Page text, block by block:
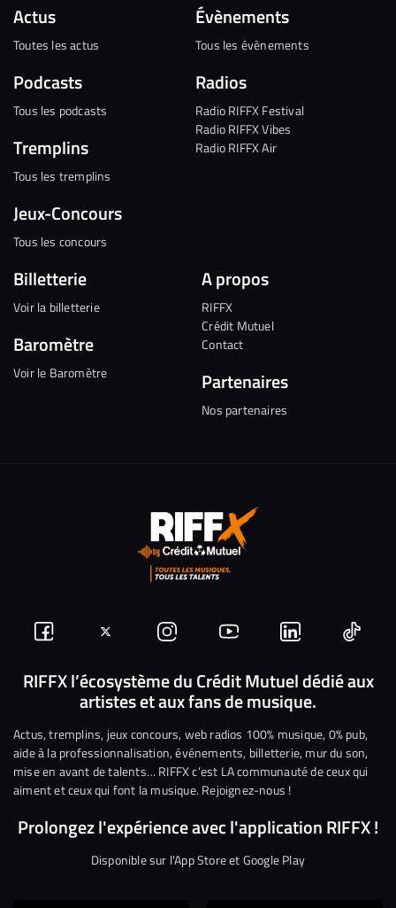
Actus
Toutes les actus
Podcasts
Tous les podcasts
Tremplins
Tous les tremplins
Jeux-Concours
Tous les concours
Évènements
Tous les évènements
Radios
Radio RIFFX Festival
Radio RIFFX Vibes
Radio RIFFX Air
Billetterie
Voir la billetterie
Baromètre
Voir le Baromètre
A propos
RIFFX
Crédit Mutuel
Contact
Partenaires
Nos partenaires
Suivez-
nous
Facebook
Suivez-
nous
sur
Twitter
Nous
rejoindre
sur
Instagram
Nous
rejoindre
sur
YouTube
Nous
rejoindre
sur
Linkedin
Nous
RIFFX l’écosystème du Crédit Mutuel dédié aux
artistes et aux fans de musique.
Actus, tremplins, jeux concours, web radios 100% musique, 0% pub,
aide à la professionnalisation, événements, billetterie, mur du son,
mise en avant de talents… RIFFX c’est LA communauté de ceux qui
aiment et ceux qui font la musique. Rejoignez-nous !
Prolongez l'expérience avec l'application RIFFX !
Disponible sur l'App Store et Google Play